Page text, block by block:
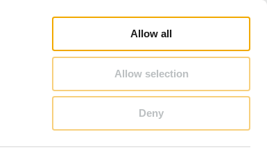
Allow all
Allow selection
Deny